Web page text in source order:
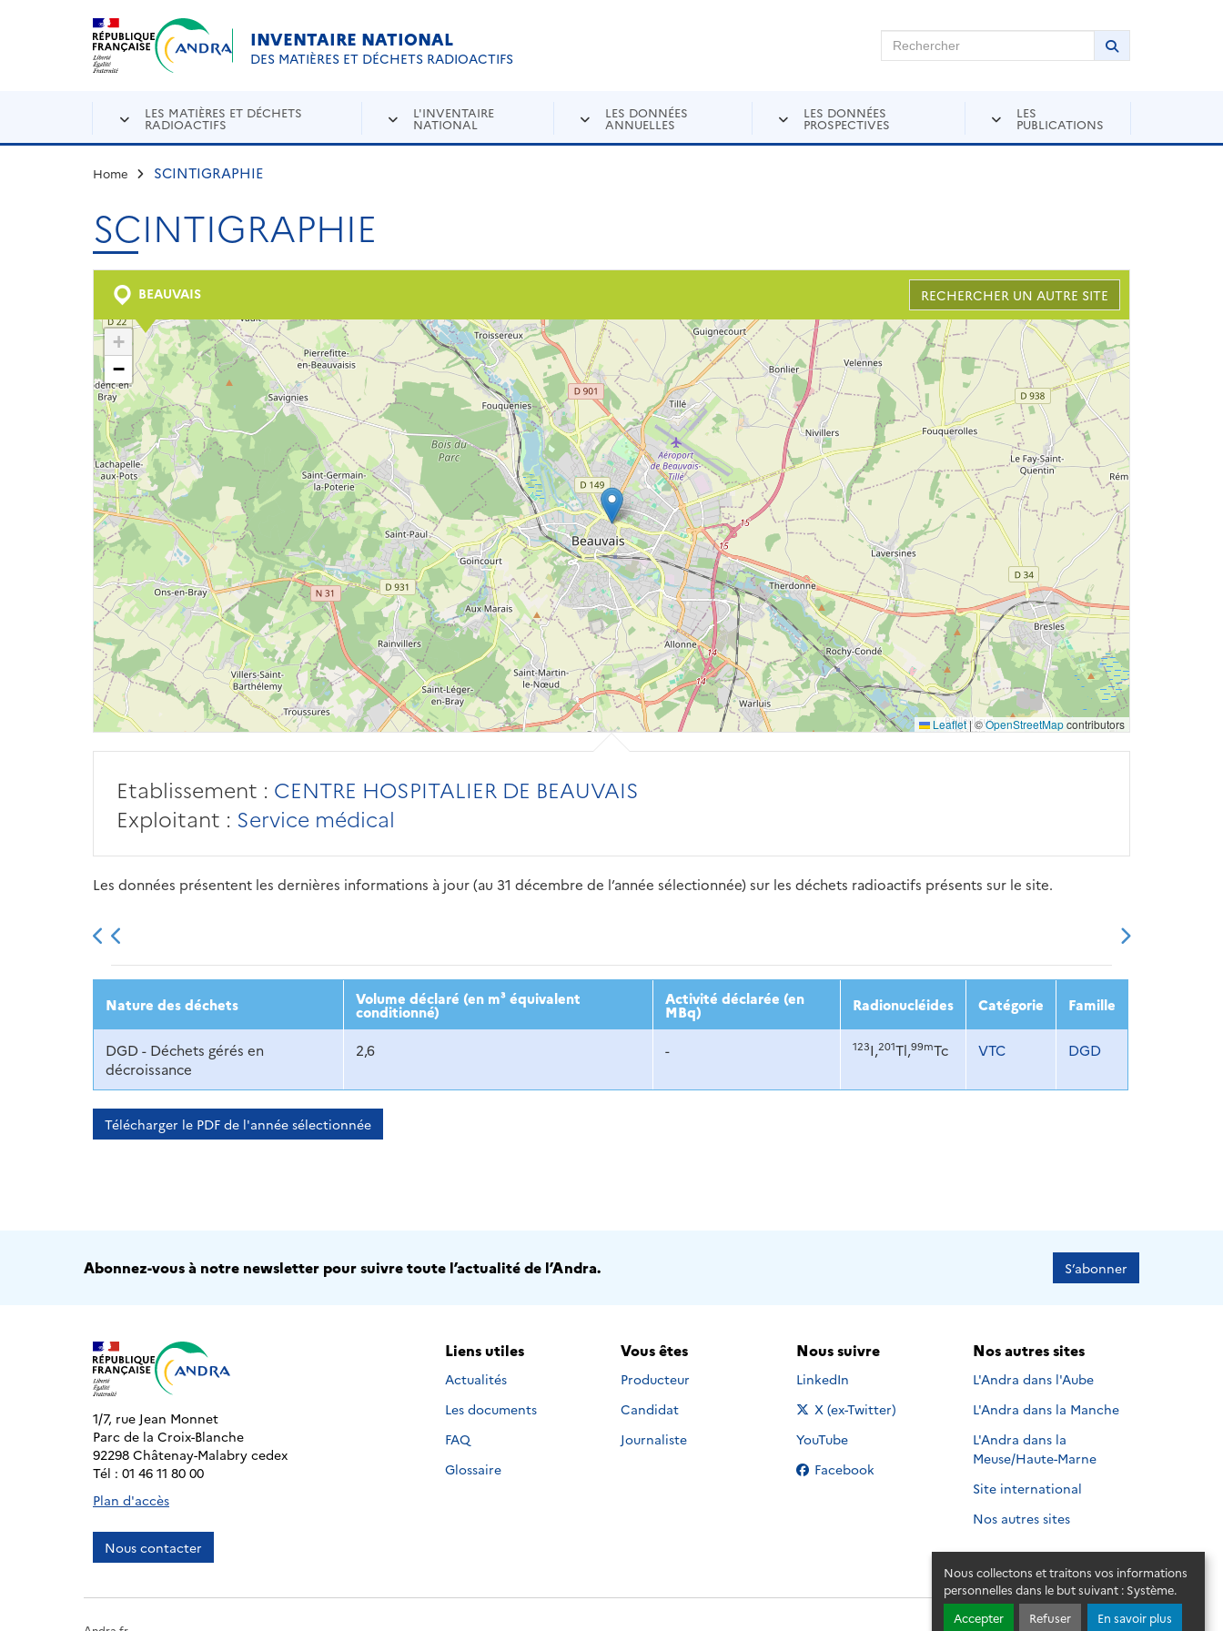
Nous collectons et traitons vos informations
personnelles dans le but suivant : Système.
Accepter
Refuser En savoir plus
Aller au contenu principal
INVENTAIRE NATIONAL
DES MATIÈRES ET DÉCHETS RADIOACTIFS
Rechercher sur Andra Inventaire Rechercher
Lancer la
LES MATIÈRES ET DÉCHETS
RADIOACTIFS
L'INVENTAIRE
NATIONAL
LES DONNÉES
ANNUELLES
LES DONNÉES
PROSPECTIVES
LES
PUBLICATIONS
Home SCINTIGRAPHIE
SCINTIGRAPHIE
BEAUVAIS RECHERCHER UN AUTRE SITE
+
−
Leaflet|©OpenStreetMapcontributors
Etablissement : CENTRE HOSPITALIER DE BEAUVAIS
Exploitant : Service médical
Les données présentent les dernières informations à jour (au 31 décembre de l’année sélectionnée) sur les déchets radioactifs présents sur le site.
2013 2014 2015 2016 2017 2018 2019 2020 2021 2022 2023
Nature des déchets Volume déclaré (en m³ équivalent
conditionné)
Activité déclarée (en
MBq) Radionucléides Catégorie Famille
DGD - Déchets gérés en
décroissance
2,6 - 123I,201Tl,99mTc VTC DGD
Télécharger le PDF de l'année sélectionnée
Abonnez-vous à notre newsletter pour suivre toute l’actualité de l’Andra. S’abonner
1/7, rue Jean Monnet
Parc de la Croix-Blanche
92298 Châtenay-Malabry cedex
Tél : 01 46 11 80 00
Plan d'accès
Nous contacter
Liens utiles
Actualités
Les documents
FAQ
Glossaire
Vous êtes
Producteur
Candidat
Journaliste
Nous suivre
Nous suivre sur
LinkedIn
Nous suivre sur
X (ex-Twitter)
Nous suivre sur
YouTube
Nous suivre sur
Facebook
Nos autres sites
L'Andra dans l'Aube
L'Andra dans la Manche
L'Andra dans la
Meuse/Haute-Marne
Site international
Nos autres sites